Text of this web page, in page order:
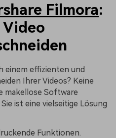
Filmora:
Video
einem effizienten und
Ihrer Videos? Keine
makellose Software
ist eine vielseitige Lösung
Funktionen.